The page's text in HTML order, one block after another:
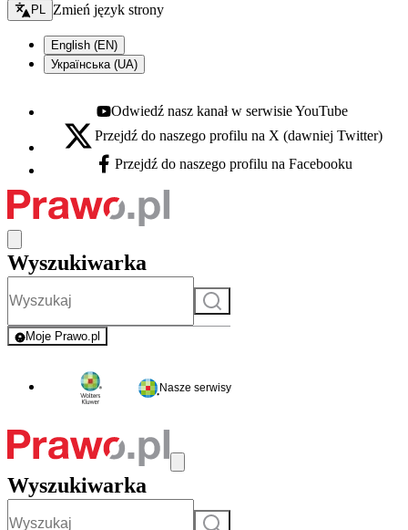
Zmień język - bieżący:
PL Zmień język strony
English (EN)
Українська (UA)
Youtube - otwiera się w nowej karcie
Odwiedź nasz kanał w serwisie YouTube
X - otwiera się w nowej karcie
Przejdź do naszego profilu na X (dawniej Twitter)
Facebook - otwiera się w nowej karcie
Przejdź do naszego profilu na Facebooku
Wyszukiwarka
Szukaj
Moje Prawo.pl
- rejestracja i logowanie do serwisu
Nasze serwisy
Wyszukiwarka
Szukaj